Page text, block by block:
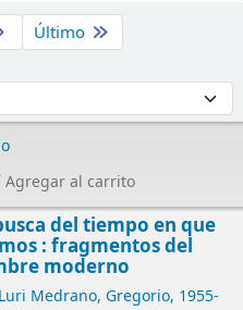
Último
Agregar al carrito
del tiempo en que
: fragmentos del
moderno
Luri Medrano, Gregorio, 1955-